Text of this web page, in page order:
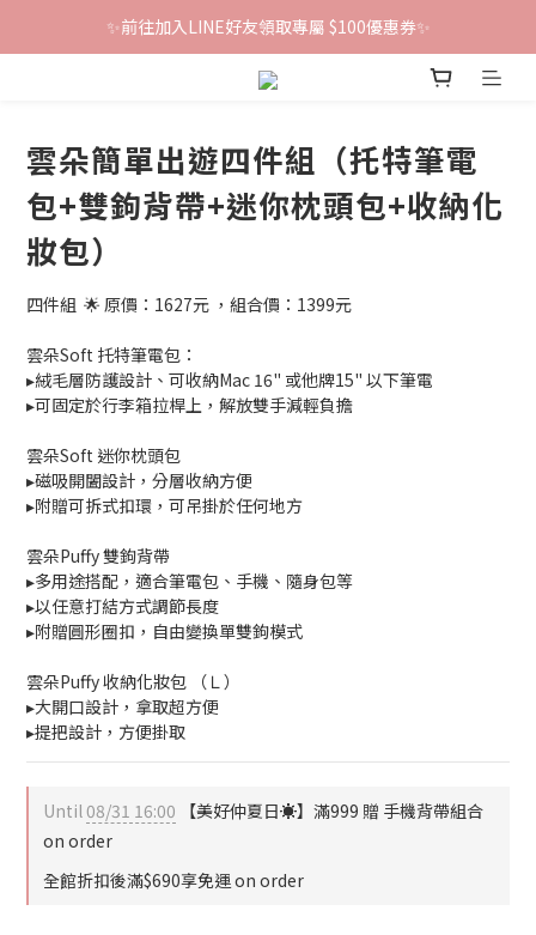
鐵粉群開張！限時加入贈100折價券🎀
✨前往加入LINE好友領取專屬 $100優惠券✨
鐵粉群開張！限時加入贈100折價券🎀
雲朵簡單出遊四件組（托特筆電
包+雙鉤背帶+迷你枕頭包+收納化
妝包）
四件組  🌟 原價：1627元 ，組合價：1399元
雲朵Soft 托特筆電包：
▸絨毛層防護設計、可收納Mac 16" 或他牌15" 以下筆電
▸可固定於行李箱拉桿上，解放雙手減輕負擔
雲朵Soft 迷你枕頭包
▸磁吸開闔設計，分層收納方便
▸附贈可拆式扣環，可吊掛於任何地方
雲朵Puffy 雙鉤背帶
▸多用途搭配，適合筆電包、手機、隨身包等
▸以任意打結方式調節長度
▸附贈圓形圈扣，自由變換單雙鉤模式
雲朵Puffy 收納化妝包 （Ｌ）
▸大開口設計，拿取超方便
▸提把設計，方便掛取
Until08/31 16:00 【美好仲夏日☀️】滿999 贈 手機背帶組合
on order
全館折扣後滿$690享免運 on order